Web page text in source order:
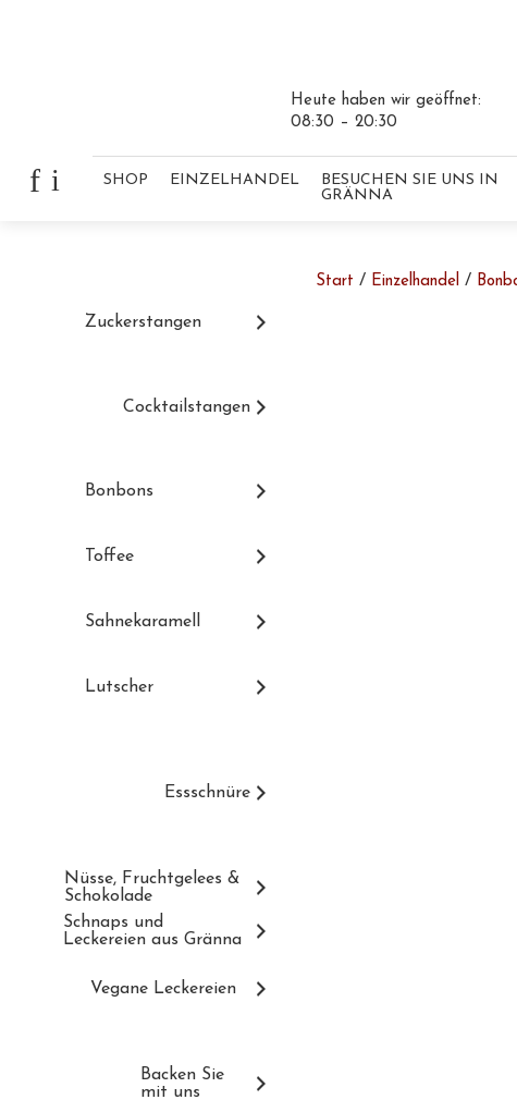
Zuckerstangen
Cocktailstangen
Bonbons
Toffee
Sahnekaramell
Lutscher
Essschnüre
Nüsse, Fruchtgelees &
Schokolade
Schnaps und
Leckereien aus Gränna
Vegane Leckereien
Backen Sie
mit uns
Heute haben wir geöffnet:
08:30 – 20:30
f i
SHOP
EINZELHANDEL
BESUCHEN SIE UNS IN
GRÄNNA
Start / Einzelhandel /